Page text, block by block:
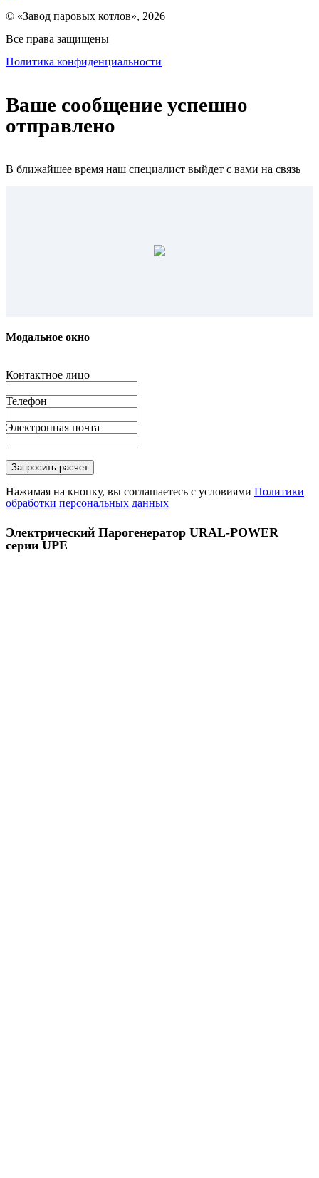
© «Завод паровых котлов», 2026
Все права защищены
Политика конфиденциальности
Ваше сообщение успешно
отправлено
В ближайшее время наш специалист выйдет с вами на связь
Модальное окно
Контактное лицо
Телефон
Электронная почта
Нажимая на кнопку, вы соглашаетесь с условиями Политики
обработки персональных данных
Электрический Парогенератор URAL-POWER
серии UPE